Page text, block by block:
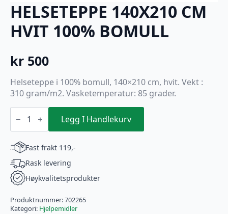
HELSETEPPE 140X210 CM
HVIT 100% BOMULL
kr 500
Helseteppe i 100% bomull, 140×210 cm, hvit. Vekt :
310 gram/m2. Vasketemperatur: 85 grader.
HELSETEPPE
140X210
HVIT
100%
BOMULL
antall
Legg I Handlekurv
Fast frakt 119,-
Rask levering
Høykvalitetsprodukter
Produktnummer:702265
Kategori: Hjelpemidler